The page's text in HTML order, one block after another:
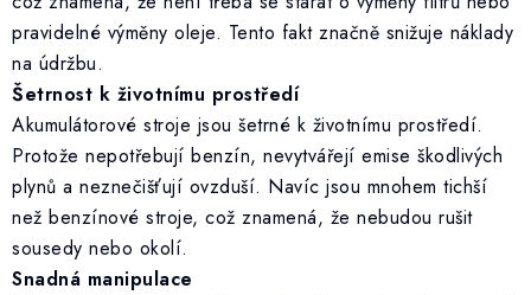
AUTO-MOTO
DÍLY PRO BRÁNY
PŮJČOVNA
Kontakty Prodloužená záruka
Možnosti placení
Záruka a reklamace
pravidelné výměny oleje. Tento fakt značně snižuje náklady
na údržbu.
Šetrnost k životnímu prostředí
Akumulátorové stroje jsou šetrné k životnímu prostředí.
Protože nepotřebují benzín, nevytvářejí emise škodlivých
plynů a neznečišťují ovzduší. Navíc jsou mnohem tichší
než benzínové stroje, což znamená, že nebudou rušit
sousedy nebo okolí.
Snadná manipulace